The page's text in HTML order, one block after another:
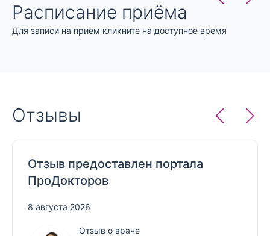
Синдром Прадера-Вилли
Расписание приёма
Для записи на прием кликните на доступное время
Отзывы
Отзыв предоставлен портала
ПроДокторов
8 августа 2026
Отзыв о враче